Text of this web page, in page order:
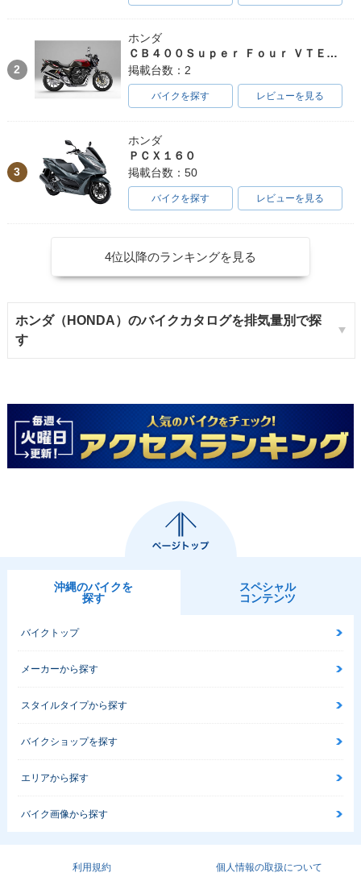
2
ホンダ
ＣＢ４００Ｓｕｐｅｒ Ｆｏｕｒ ＶＴＥＣ ＳＰＥＣ３
掲載台数：2
バイクを探す レビューを見る
3
ホンダ
ＰＣＸ１６０
掲載台数：50
バイクを探す レビューを見る
4位以降のランキングを見る
ホンダ（HONDA）のバイクカタログを排気量別で探
す
沖縄のバイクを
探す
スペシャル
コンテンツ
バイクトップ
メーカーから探す
スタイルタイプから探す
バイクショップを探す
エリアから探す
バイク画像から探す
利用規約 個人情報の取扱について